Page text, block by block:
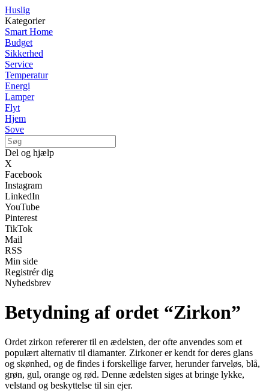
Huslig
Kategorier
Smart Home
Budget
Sikkerhed
Service
Temperatur
Energi
Lamper
Flyt
Hjem
Sove
Del og hjælp
X
Facebook
Instagram
LinkedIn
YouTube
Pinterest
TikTok
Mail
RSS
Min side
Registrér dig
Nyhedsbrev
Betydning af ordet “Zirkon”
Ordet zirkon refererer til en ædelsten, der ofte anvendes som et
populært alternativ til diamanter. Zirkoner er kendt for deres glans
og skønhed, og de findes i forskellige farver, herunder farveløs, blå,
grøn, gul, orange og rød. Denne ædelsten siges at bringe lykke,
velstand og beskyttelse til sin ejer.